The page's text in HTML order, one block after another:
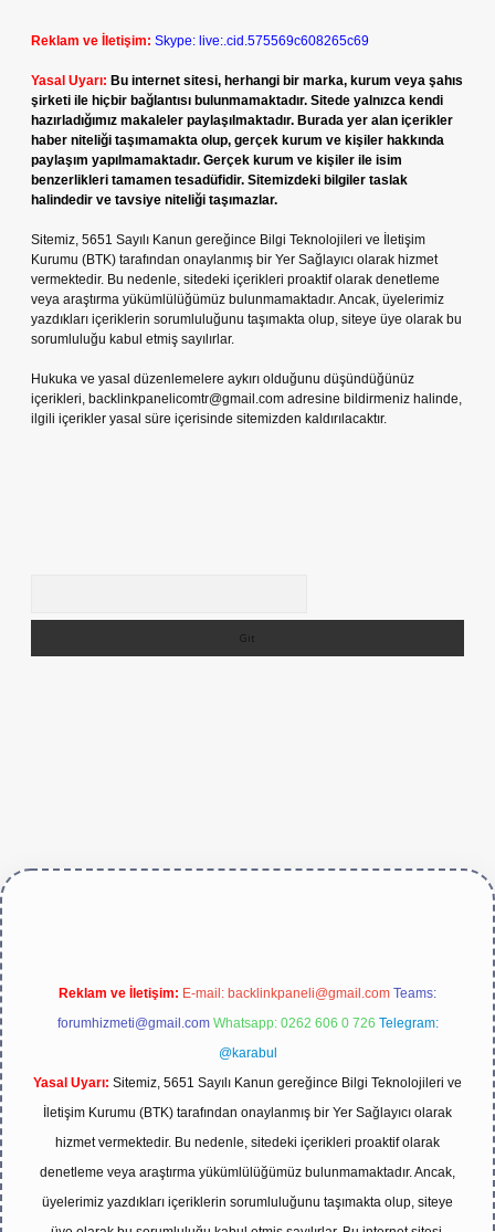
Reklam ve İletişim: Skype: live:.cid.575569c608265c69
Yasal Uyarı: Bu internet sitesi, herhangi bir marka, kurum veya şahıs
şirketi ile hiçbir bağlantısı bulunmamaktadır. Sitede yalnızca kendi
hazırladığımız makaleler paylaşılmaktadır. Burada yer alan içerikler
haber niteliği taşımamakta olup, gerçek kurum ve kişiler hakkında
paylaşım yapılmamaktadır. Gerçek kurum ve kişiler ile isim
benzerlikleri tamamen tesadüfidir. Sitemizdeki bilgiler taslak
halindedir ve tavsiye niteliği taşımazlar.
Sitemiz, 5651 Sayılı Kanun gereğince Bilgi Teknolojileri ve İletişim
Kurumu (BTK) tarafından onaylanmış bir Yer Sağlayıcı olarak hizmet
vermektedir. Bu nedenle, sitedeki içerikleri proaktif olarak denetleme
veya araştırma yükümlülüğümüz bulunmamaktadır. Ancak, üyelerimiz
yazdıkları içeriklerin sorumluluğunu taşımakta olup, siteye üye olarak bu
sorumluluğu kabul etmiş sayılırlar.
Hukuka ve yasal düzenlemelere aykırı olduğunu düşündüğünüz
içerikleri, backlinkpanelicomtr@gmail.com adresine bildirmeniz halinde,
ilgili içerikler yasal süre içerisinde sitemizden kaldırılacaktır.
Reklam ve İletişim: E-mail: backlinkpaneli@gmail.com Teams:
forumhizmeti@gmail.com Whatsapp: 0262 606 0 726 Telegram:
@karabul
Yasal Uyarı: Sitemiz, 5651 Sayılı Kanun gereğince Bilgi Teknolojileri ve
İletişim Kurumu (BTK) tarafından onaylanmış bir Yer Sağlayıcı olarak
hizmet vermektedir. Bu nedenle, sitedeki içerikleri proaktif olarak
denetleme veya araştırma yükümlülüğümüz bulunmamaktadır. Ancak,
üyelerimiz yazdıkları içeriklerin sorumluluğunu taşımakta olup, siteye